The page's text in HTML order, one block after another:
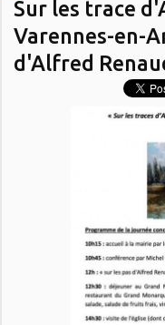
Sur les trace
Varennes-en-
d'Alfred